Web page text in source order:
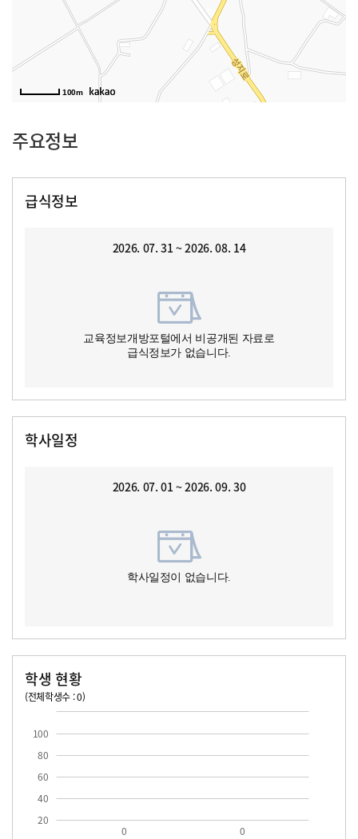
100m
주요정보
급식정보
2026. 07. 31 ~ 2026. 08. 14
교육정보개방포털에서 비공개된 자료로
급식정보가 없습니다.
학사일정
2026. 07. 01 ~ 2026. 09. 30
학사일정이 없습니다.
학생 현황
(전체학생수 : 0)
20
40
60
80
100
0 0